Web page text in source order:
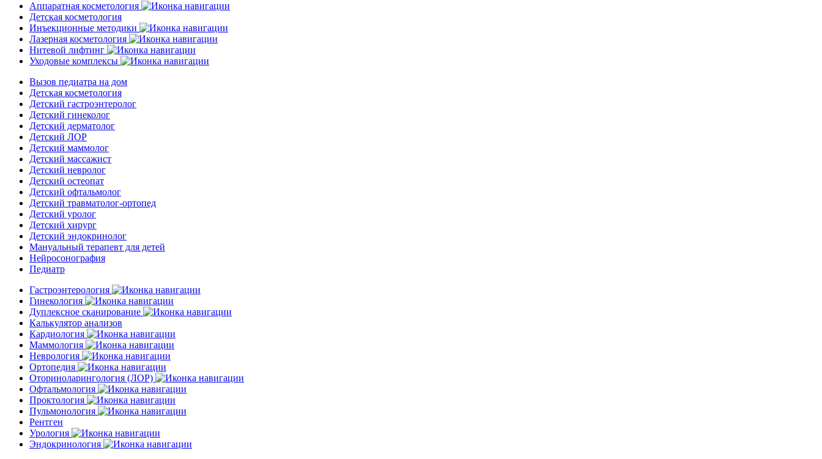
Аппаратная косметология
Детская косметология
Инъекционные методики
Лазерная косметология
Нитевой лифтинг
Уходовые комплексы
Вызов педиатра на дом
Детская косметология
Детский гастроэнтеролог
Детский гинеколог
Детский дерматолог
Детский ЛОР
Детский маммолог
Детский массажист
Детский невролог
Детский остеопат
Детский офтальмолог
Детский травматолог-ортопед
Детский уролог
Детский хирург
Детский эндокринолог
Мануальный терапевт для детей
Нейросонография
Педиатр
Гастроэнтерология
Гинекология
Дуплексное сканирование
Калькулятор анализов
Кардиология
Маммология
Неврология
Ортопедия
Оториноларингология (ЛОР)
Офтальмология
Проктология
Пульмонология
Рентген
Урология
Эндокринология